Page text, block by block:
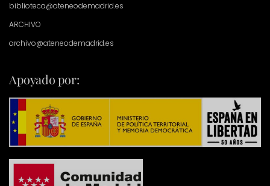
biblioteca@ateneodemadrid.es
ARCHIVO
archivo@ateneodemadrid.es
Apoyado por: